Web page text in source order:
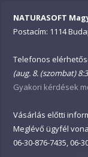
NATURASOFT
Postacím: 1114
Telefonos
(aug. 8. (szombat)
Gyakori kérdések
Vásárlás előtti
Meglévő ügyfél
06-30-876-7435, 06-